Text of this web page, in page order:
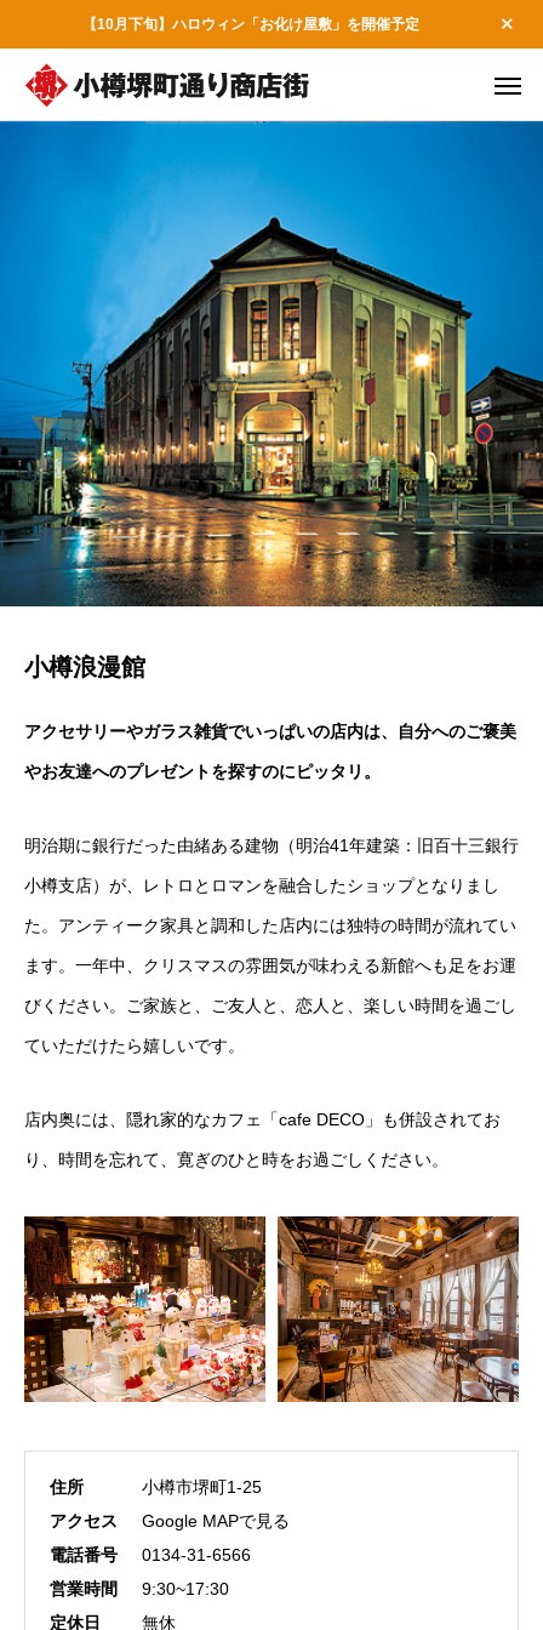
【10月下旬】ハロウィン「お化け屋敷」を開催予定
小樽浪漫館
アクセサリーやガラス雑貨でいっぱいの店内は、自分へのご褒美
やお友達へのプレゼントを探すのにピッタリ。
明治期に銀行だった由緒ある建物（明治41年建築：旧百十三銀行
小樽支店）が、レトロとロマンを融合したショップとなりまし
た。アンティーク家具と調和した店内には独特の時間が流れてい
ます。一年中、クリスマスの雰囲気が味わえる新館へも足をお運
びください。ご家族と、ご友人と、恋人と、楽しい時間を過ごし
ていただけたら嬉しいです。
店内奥には、隠れ家的なカフェ「cafe DECO」も併設されてお
り、時間を忘れて、寛ぎのひと時をお過ごしください。
住所
小樽市堺町1-25
アクセス
Google MAPで見る
電話番号
0134-31-6566
営業時間
9:30~17:30
定休日
無休